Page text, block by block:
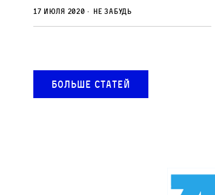
17 июля 2020 Не забудь
Больше статей